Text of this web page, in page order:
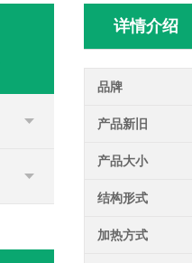
详情介绍
品牌
产品新旧
产品大小
结构形式
加热方式